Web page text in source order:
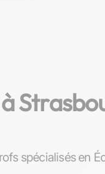
spécialisés en